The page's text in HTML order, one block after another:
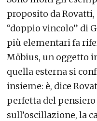
proposito da
“doppio vincolo” di
più elementari fa
Möbius, un oggetto
quella esterna si
insieme: è, dice
perfetta del
sull’oscillazione, la